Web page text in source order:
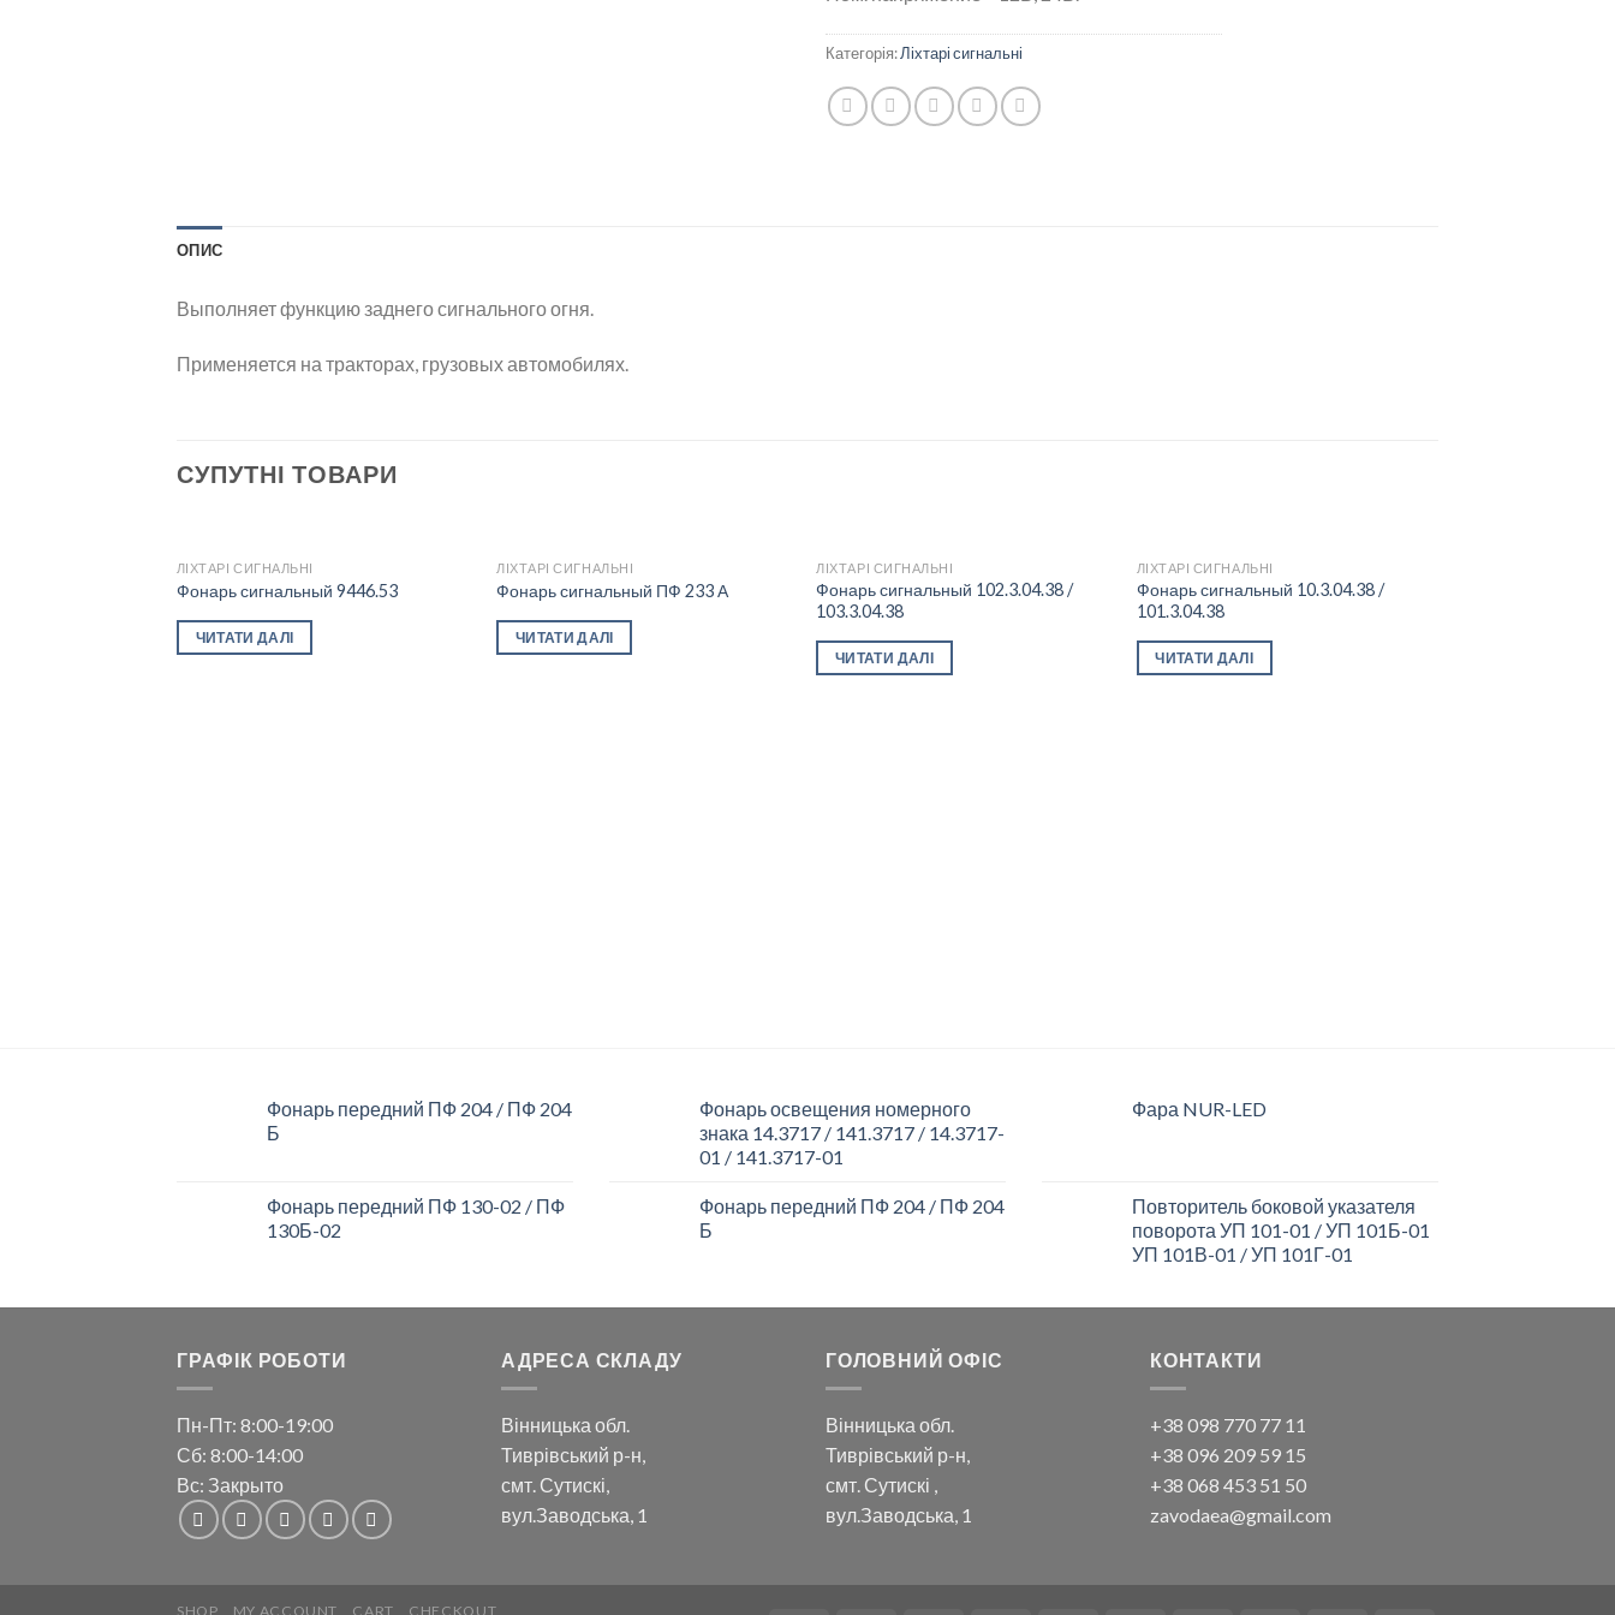
Категорія:Ліхтарі сигнальні
ОПИС
Выполняет функцию заднего сигнального огня.
Применяется на тракторах, грузовых автомобилях.
СУПУТНІ ТОВАРИ
ЛІХТАРІ СИГНАЛЬНІ
Фонарь сигнальный 9446.53
ЧИТАТИ ДАЛІ
ЛІХТАРІ СИГНАЛЬНІ
Фонарь сигнальный ПФ 233 А
ЧИТАТИ ДАЛІ
ЛІХТАРІ СИГНАЛЬНІ
Фонарь сигнальный 102.3.04.38 /
103.3.04.38
ЧИТАТИ ДАЛІ
ЛІХТАРІ СИГНАЛЬНІ
Фонарь сигнальный 10.3.04.38 /
101.3.04.38
ЧИТАТИ ДАЛІ
Фонарь передний ПФ 204 / ПФ 204
Б
Фонарь передний ПФ 130-02 / ПФ
130Б-02
Фонарь освещения номерного
знака 14.3717 / 141.3717 / 14.3717-
01 / 141.3717-01
Фонарь передний ПФ 204 / ПФ 204
Б
Фара NUR-LED
Повторитель боковой указателя
поворота УП 101-01 / УП 101Б-01
УП 101В-01 / УП 101Г-01
ГРАФІК РОБОТИ
Пн-Пт: 8:00-19:00
Сб: 8:00-14:00
Вс: Закрыто
АДРЕСА СКЛАДУ
Вінницька обл.
Тиврівський р-н,
смт. Сутискі,
вул.Заводська, 1
ГОЛОВНИЙ ОФІС
Вінницька обл.
Тиврівський р-н,
смт. Сутискі ,
вул.Заводська, 1
КОНТАКТИ
+38 098 770 77 11
+38 096 209 59 15
+38 068 453 51 50
zavodaea@gmail.com
SHOP MY ACCOUNT CART CHECKOUT